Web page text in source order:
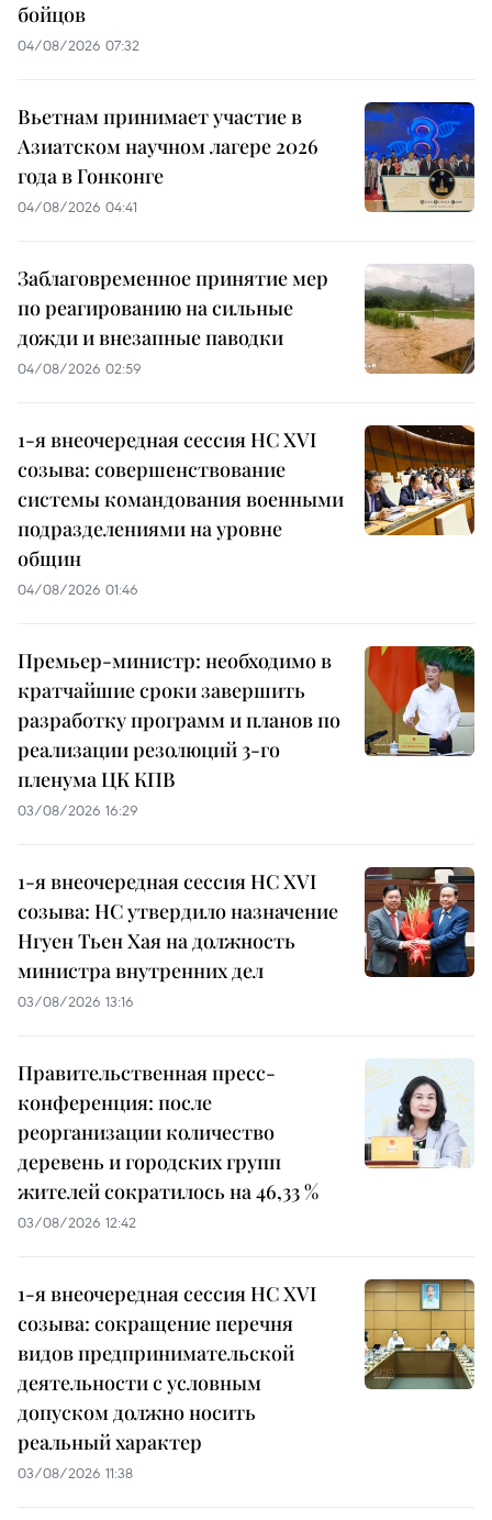
бойцов
04/08/2026 07:32
Вьетнам принимает участие в
Азиатском научном лагере 2026
года в Гонконге
04/08/2026 04:41
Заблаговременное принятие мер
по реагированию на сильные
дожди и внезапные паводки
04/08/2026 02:59
1-я внеочередная сессия НС XVI
созыва: совершенствование
системы командования военными
подразделениями на уровне
общин
04/08/2026 01:46
Премьер-министр: необходимо в
кратчайшие сроки завершить
разработку программ и планов по
реализации резолюций 3-го
пленума ЦК КПВ
03/08/2026 16:29
1-я внеочередная сессия НС XVI
созыва: НС утвердило назначение
Нгуен Тьен Хая на должность
министра внутренних дел
03/08/2026 13:16
Правительственная пресс-
конференция: после
реорганизации количество
деревень и городских групп
жителей сократилось на 46,33 %
03/08/2026 12:42
1-я внеочередная сессия НС XVI
созыва: сокращение перечня
видов предпринимательской
деятельности с условным
допуском должно носить
реальный характер
03/08/2026 11:38